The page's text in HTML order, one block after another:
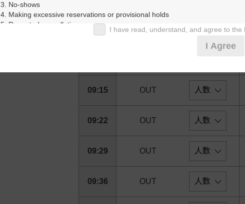
OUT
09:15 OUT
09:22 OUT
09:29 OUT
09:36 OUT
3. No-shows
4. Making excessive reservations or provisional holds
5. Repeated cancellations
6. Violating laws and regulations
7. Causing inconvenience to others during play (e.g., delaying play, ignoring
We appreciate your understanding and cooperation regarding the above
I have read, understand, and agree to the
I Agree